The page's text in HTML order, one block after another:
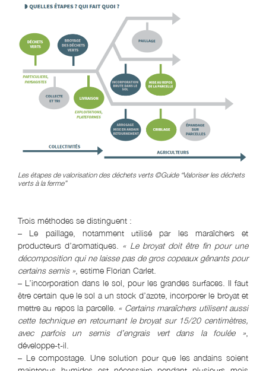
Les étapes de valorisation des déchets verts ©Guide “Valoriser les déchets
verts à la ferme”
Trois méthodes se distinguent :
– Le paillage, notamment utilisé par les maraîchers et
producteurs d’aromatiques. « Le broyat doit être fin pour une
décomposition qui ne laisse pas de gros copeaux gênants pour
certains semis » , estime Florian Carlet.
– L’incorporation dans le sol, pour les grandes surfaces. Il faut
être certain que le sol a un stock d’azote, incorporer le broyat et
mettre au repos la parcelle. « Certains maraîchers utilisent aussi
cette technique en retournant le broyat sur 15/20 centimètres,
avec parfois un semis d’engrais vert dans la foulée »
développe-t-il.
– Le compostage. Une solution pour que les andains soient